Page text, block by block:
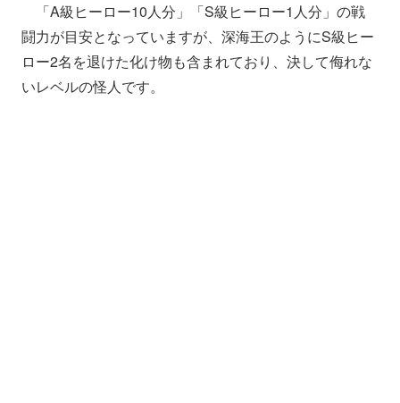
「A級ヒーロー10人分」「S級ヒーロー1人分」の戦
闘力が目安となっていますが、深海王のようにS級ヒー
ロー2名を退けた化け物も含まれており、決して侮れな
いレベルの怪人です。